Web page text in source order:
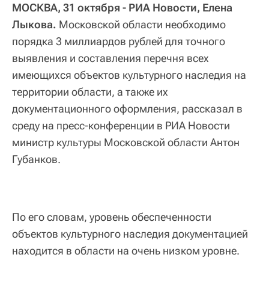
МОСКВА, 31 октября - РИА Новости, Елена
Лыкова. Московской области необходимо
порядка 3 миллиардов рублей для точного
выявления и составления перечня всех
имеющихся объектов культурного наследия на
территории области, а также их
документационного оформления, рассказал в
среду на пресс-конференции в РИА Новости
министр культуры Московской области Антон
Губанков.
По его словам, уровень обеспеченности
объектов культурного наследия документацией
находится в области на очень низком уровне.